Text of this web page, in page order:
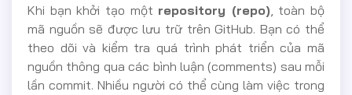
Khi bạn khởi tạo một repository (repo), toàn bộ
mã nguồn sẽ được lưu trữ trên GitHub. Bạn có thể
theo dõi và kiểm tra quá trình phát triển của mã
nguồn thông qua các bình luận (comments) sau mỗi
lần commit. Nhiều người có thể cùng làm việc trong